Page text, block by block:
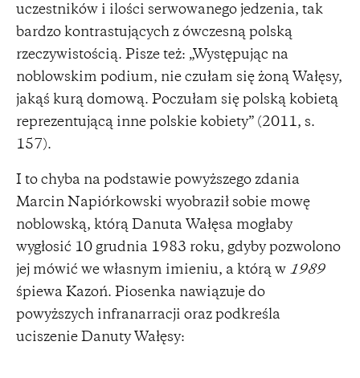
uczestników i ilości serwowanego jedzenia, tak
bardzo kontrastujących z ówczesną polską
rzeczywistością. Pisze też: „Występując na
noblowskim podium, nie czułam się żoną Wałęsy,
jakąś kurą domową. Poczułam się polską kobietą
reprezentującą inne polskie kobiety” (2011, s.
157).
I to chyba na podstawie powyższego zdania
Marcin Napiórkowski wyobraził sobie mowę
noblowską, którą Danuta Wałęsa mogłaby
wygłosić 10 grudnia 1983 roku, gdyby pozwolono
jej mówić we własnym imieniu, a którą w 1989
śpiewa Kazoń. Piosenka nawiązuje do
powyższych infranarracji oraz podkreśla
uciszenie Danuty Wałęsy: